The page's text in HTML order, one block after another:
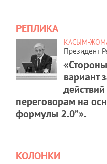
РЕПЛИКА
КАСЫМ-
Президент
вариант
переговорам на
формулы 2.0”».
КОЛОНКИ